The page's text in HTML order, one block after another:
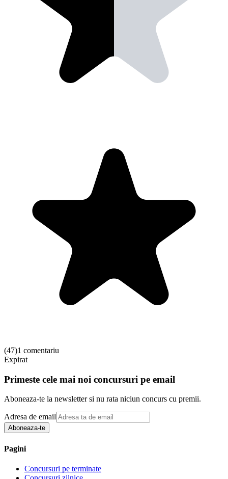
(47)1 comentariu
Expirat
Primeste cele mai noi concursuri pe email
Aboneaza-te la newsletter si nu rata niciun concurs cu premii.
Adresa de email
Aboneaza-te
Pagini
Concursuri pe terminate